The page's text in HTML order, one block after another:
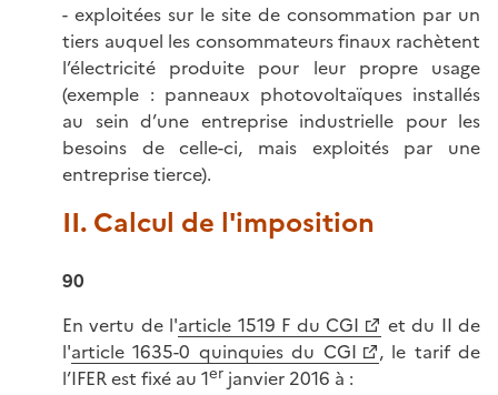
- exploitées sur le site de consommation par un
tiers auquel les consommateurs finaux rachètent
l’électricité produite pour leur propre usage
(exemple : panneaux photovoltaïques installés
au sein d’une entreprise industrielle pour les
besoins de celle-ci, mais exploités par une
entreprise tierce).
II. Calcul de l'imposition
90
En vertu de l'article 1519 F du CGI
et du II de
l'article 1635-0 quinquies du CGI
, le tarif de
l’IFER est fixé au 1er janvier 2016 à :